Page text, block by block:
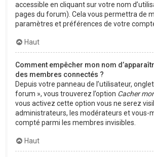
accessible en cliquant sur votre nom
pages du forum). Cela vous permettra de
paramètres et préférences de votre
Haut
Comment empêcher mon nom
des membres connectés ?
Depuis votre panneau de l’utilisateur,
forum », vous trouverez l’option Cacher
vous activez cette option vous ne serez
administrateurs, les modérateurs et vous-
compté parmi les membres invisibles.
Haut